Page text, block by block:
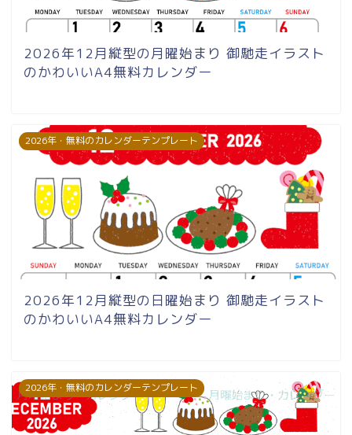
2026年12月縦型の月曜始まり 御馳走イラスト
のかわいいA4無料カレンダー
2026年・無料のカレンダーテンプレート
2026年12月縦型の日曜始まり 御馳走イラスト
のかわいいA4無料カレンダー
2026年・無料のカレンダーテンプレート